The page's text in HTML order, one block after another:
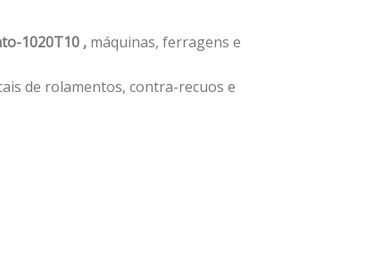
1020T10 , máquinas, ferragens e
de rolamentos, contra-recuos e